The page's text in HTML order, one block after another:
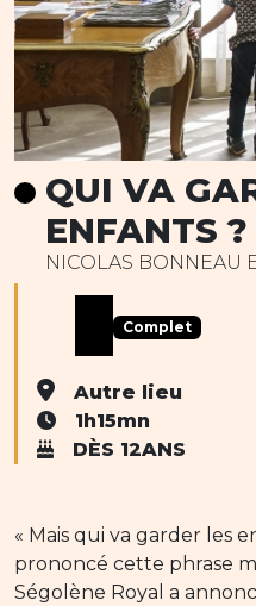
QUI VA
ENFANTS ?
NICOLAS BONNEAU
Complet
Autre lieu
1h15mn
DÈS 12ANS
« Mais qui va garder les
prononcé cette phrase
Ségolène Royal a